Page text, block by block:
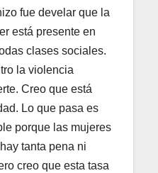
fue develar que la
está presente en
clases sociales.
la violencia
Creo que está
Lo que pasa es
porque las mujeres
tanta pena ni
creo que esta tasa